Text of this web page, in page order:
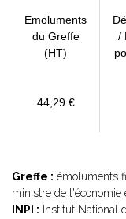
Emoluments
du Greffe
(HT)
/
44,29 €
Greffe : émoluments
ministre de l'économie
INPI : Institut National